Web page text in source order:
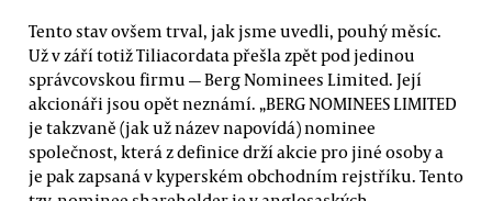
Tento stav ovšem trval, jak jsme uvedli, pouhý měsíc.
Už v září totiž Tiliacordata přešla zpět pod jedinou
správcovskou firmu — Berg Nominees Limited. Její
akcionáři jsou opět neznámí. „BERG NOMINEES LIMITED
je takzvaně (jak už název napovídá) nominee
společnost, která z definice drží akcie pro jiné osoby a
je pak zapsaná v kyperském obchodním rejstříku. Tento